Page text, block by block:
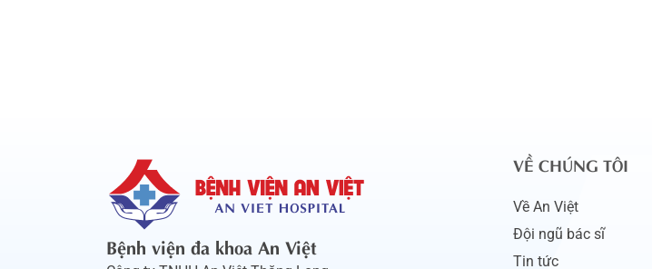
Bệnh viện đa khoa An Việt
VỀ CHÚNG TÔI
Về An Việt
Đội ngũ bác sĩ
Tin tức